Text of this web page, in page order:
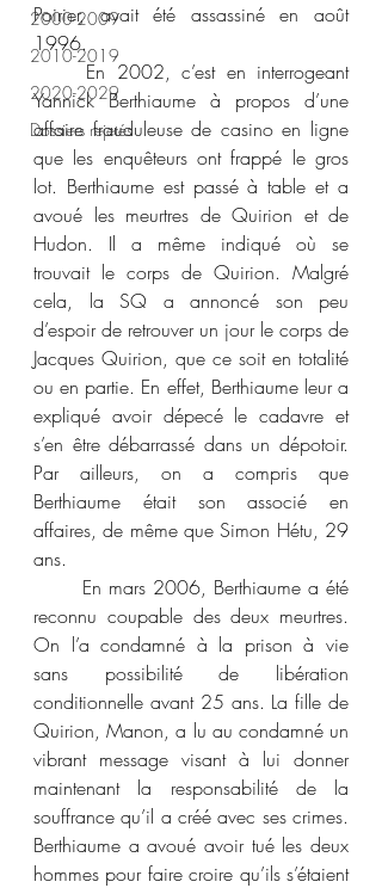
2000-2009
2010-2019
2020-2029
Dossiers rejetés
Poirier, avait été assassiné en août
1996.
Yannick Berthiaume à propos d’une
affaire frauduleuse de casino en ligne
que les enquêteurs ont frappé le gros
lot. Berthiaume est passé à table et a
avoué les meurtres de Quirion et de
Hudon. Il a même indiqué où se
trouvait le corps de Quirion. Malgré
cela, la SQ a annoncé son peu
d’espoir de retrouver un jour le corps de
Jacques Quirion, que ce soit en totalité
ou en partie. En effet, Berthiaume leur a
expliqué avoir dépecé le cadavre et
s’en être débarrassé dans un dépotoir.
Par ailleurs, on a compris que
Berthiaume était son associé en
affaires, de même que Simon Hétu, 29
ans.
reconnu coupable des deux meurtres.
On l’a condamné à la prison à vie
sans possibilité de libération
conditionnelle avant 25 ans. La fille de
Quirion, Manon, a lu au condamné un
vibrant message visant à lui donner
maintenant la responsabilité de la
souffrance qu’il a créé avec ses crimes.
Berthiaume a avoué avoir tué les deux
hommes pour faire croire qu’ils s’étaient